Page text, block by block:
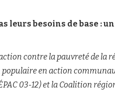
leurs besoins de base :un
contre la pauvreté de la
populaire en action
03-12) et la Coalition